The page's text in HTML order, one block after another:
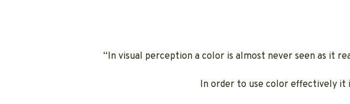
“In visual perception a color is almost never seen as it
In order to use color effectively it